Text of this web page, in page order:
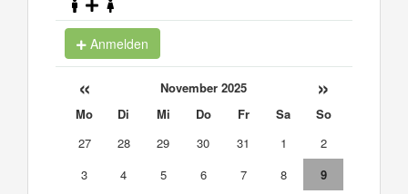
Anmelden
« November 2025 »
Mo Di Mi Do Fr Sa
So
27
28 29 30 31 1
2
3
4 5 6 7 8
9